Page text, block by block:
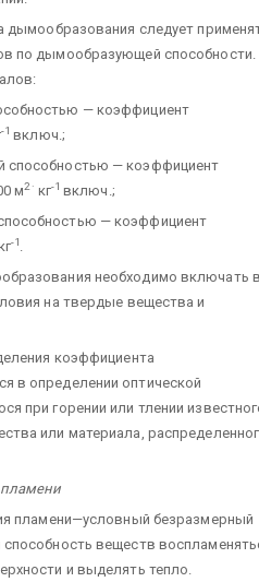
дымообразования следует
по дымообразующей способности.
— коэффициент
-1 включ.;
способностью — коэффициент
м2 · кг-1 включ.;
— коэффициент
-1
необходимо включать
на твердые вещества и
коэффициента
в определении оптической
при горении или тлении
или материала,
пламени
пламени—условный безразмерный
веществ
и выделять тепло.